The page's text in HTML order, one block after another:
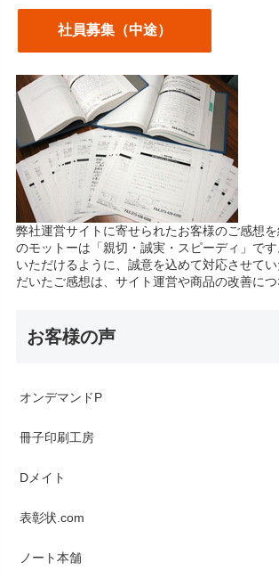
社員募集（中途）
弊社運営サイトに寄せられたお客様のご感想
のモットーは「親切・誠実・スピーディ」で
いただけるように、誠意を込めて対応させて
だいたご感想は、サイト運営や商品の改善につ
お客様の声
オンデマンドP
冊子印刷工房
Dメイト
表彰状.com
ノート本舗